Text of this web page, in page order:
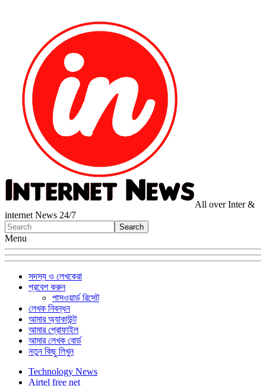
All over Inter &
internet News 24/7
Menu
সদস্য ও লেখকেরা
প্রবেশ করুন
পাসওয়ার্ড রিসেট
লেখক নিবন্ধন
আমার অ্যাকাউন্ট
আমার প্রোফাইল
আমার লেখক বোর্ড
নতুন কিছু লিখুন
Technology News
Airtel free net